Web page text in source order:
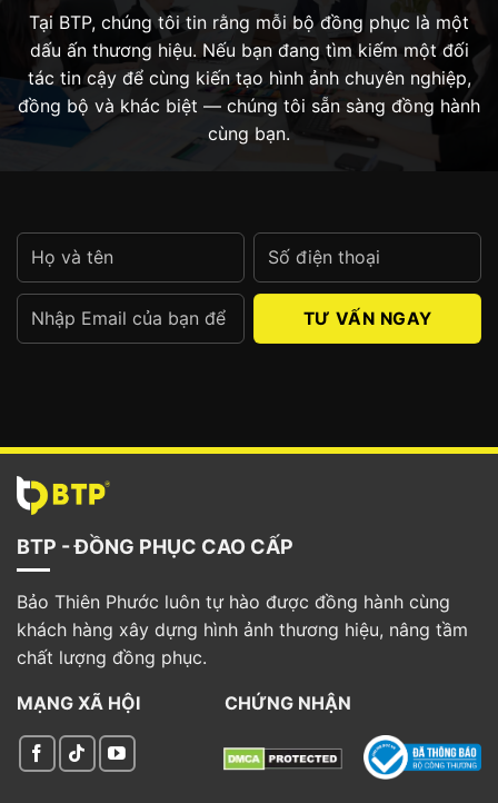
Tại BTP, chúng tôi tin rằng mỗi bộ đồng phục là một
dấu ấn thương hiệu. Nếu bạn đang tìm kiếm một đối
tác tin cậy để cùng kiến tạo hình ảnh chuyên nghiệp,
đồng bộ và khác biệt — chúng tôi sẵn sàng đồng hành
cùng bạn.
BTP - ĐỒNG PHỤC CAO CẤP
Bảo Thiên Phước luôn tự hào được đồng hành cùng
khách hàng xây dựng hình ảnh thương hiệu, nâng tầm
chất lượng đồng phục.
MẠNG XÃ HỘI CHỨNG NHẬN